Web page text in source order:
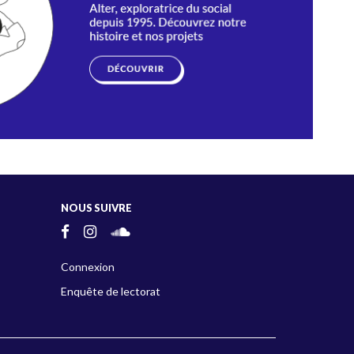
NOUS SUIVRE
Connexion
Enquête de lectorat